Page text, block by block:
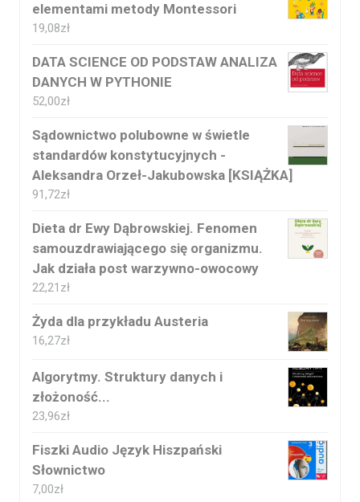
elementami metody Montessori
19,08zł
DATA SCIENCE OD PODSTAW ANALIZA
DANYCH W PYTHONIE
52,00zł
Sądownictwo polubowne w świetle
standardów konstytucyjnych -
Aleksandra Orzeł-Jakubowska [KSIĄŻKA]
91,72zł
Dieta dr Ewy Dąbrowskiej. Fenomen
samouzdrawiającego się organizmu.
Jak działa post warzywno-owocowy
22,21 zł
Żyda dla przykładu Austeria
16,27zł
Algorytmy. Struktury danych i
złożoność...
23,96zł
Fiszki Audio Język Hiszpański
Słownictwo
7,00zł